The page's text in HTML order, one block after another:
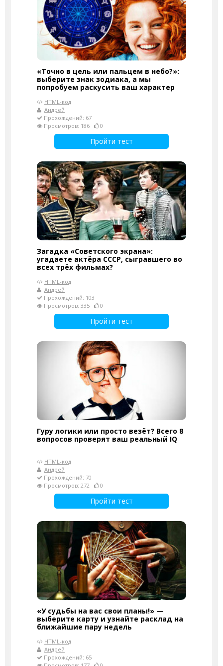
«Точно в цель или пальцем в небо?»:
выберите знак зодиака, а мы
попробуем раскусить ваш характер
HTML-код
Андрей
Прохождений: 67
Просмотров: 186
0
Пройти тест
Загадка «Советского экрана»:
угадаете актёра СССР, сыгравшего во
всех трёх фильмах?
HTML-код
Андрей
Прохождений: 103
Просмотров: 335
0
Пройти тест
Гуру логики или просто везёт? Всего 8
вопросов проверят ваш реальный IQ
HTML-код
Андрей
Прохождений: 70
Просмотров: 272
0
Пройти тест
«У судьбы на вас свои планы!» —
выберите карту и узнайте расклад на
ближайшие пару недель
HTML-код
Андрей
Прохождений: 65